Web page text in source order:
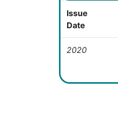
Issue
Date
2020